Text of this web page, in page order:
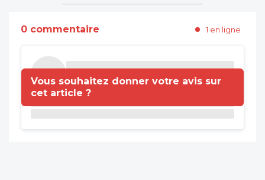
0 commentaire 1 en ligne
Vous souhaitez donner votre avis sur
cet article ?